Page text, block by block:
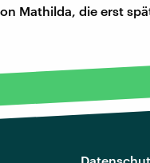
Mathilda, die erst